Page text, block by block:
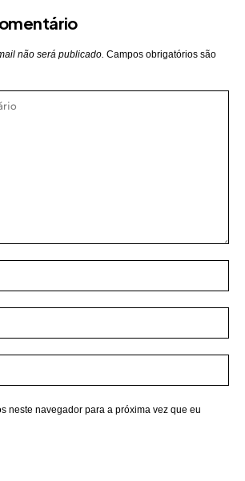
não será publicado. Campos obrigatórios são
neste navegador para a próxima vez que eu